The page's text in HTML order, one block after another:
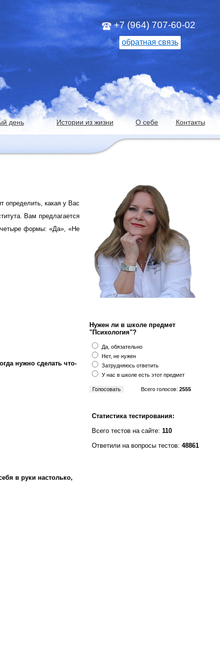
+7 (964) 707-60-02
обратная связь
день Истории из жизни О себе Контакты
определить, какая у Вас
Вам предлагается
четыре формы: «Да», «Не
нужно сделать что-
в руки настолько,
Нужен ли в школе предмет
"Психология"?
Да, обязательно
Нет, не нужен
Затрудняюсь ответить
У нас в школе есть этот предмет
Всего голосов: 2555
Статистика тестирования:
Всего тестов на сайте: 110
Ответили на вопросы тестов: 48861